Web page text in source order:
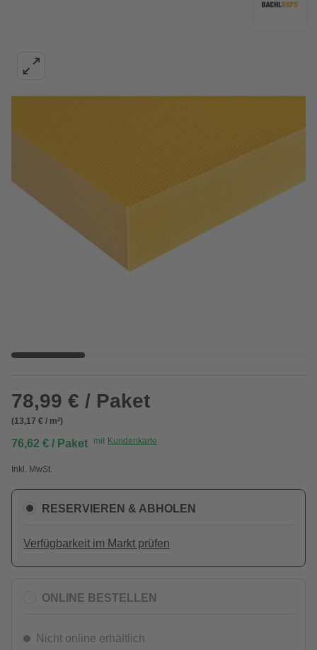
78,99 € / Paket
(13,17 € / m²)
76,62 € / Paket mit Kundenkarte
Inkl. MwSt.
RESERVIEREN & ABHOLEN
Verfügbarkeit im Markt prüfen
ONLINE BESTELLEN
Nicht online erhältlich